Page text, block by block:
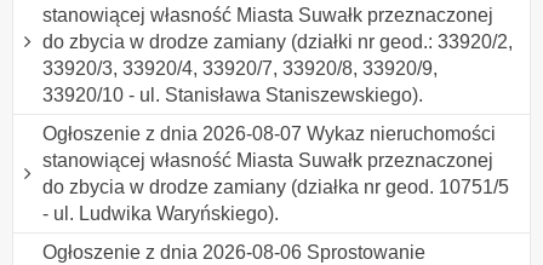
stanowiącej własność Miasta Suwałk przeznaczonej
do zbycia w drodze zamiany (działki nr geod.: 33920/2,
33920/3, 33920/4, 33920/7, 33920/8, 33920/9,
33920/10 - ul. Stanisława Staniszewskiego).
Ogłoszenie z dnia 2026-08-07 Wykaz nieruchomości
stanowiącej własność Miasta Suwałk przeznaczonej
do zbycia w drodze zamiany (działka nr geod. 10751/5
- ul. Ludwika Waryńskiego).
Ogłoszenie z dnia 2026-08-06 Sprostowanie